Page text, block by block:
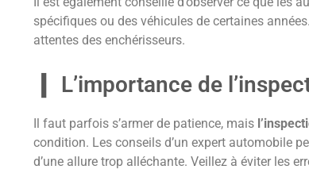
spécifiques ou des véhicules de certaines
attentes des enchérisseurs.
L’importance de
Il faut parfois s’armer de patience, mais
condition. Les conseils d’un expert automobile
d’une allure trop alléchante. Veillez à éviter les